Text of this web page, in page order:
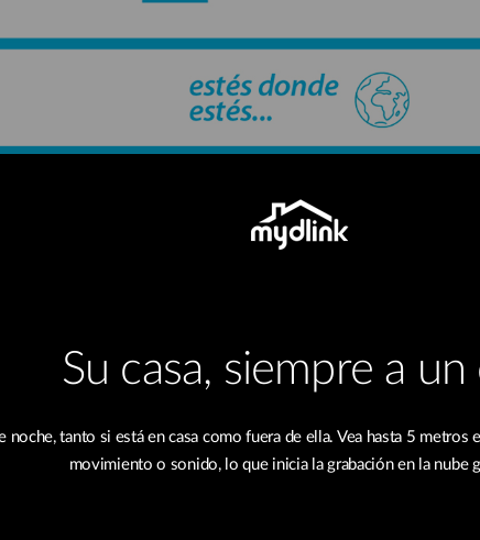
Su casa, siempre a un
tanto si está en casa como fuera de ella. Vea hasta 5
movimiento o sonido, lo que inicia la grabación en la nube